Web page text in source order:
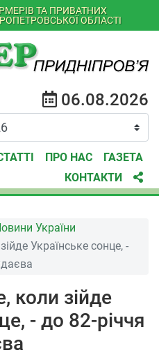
ТА ПРИВАТНИХ
ОБЛАСТІ
06.08.2026
ПРО НАС
ГАЗЕТА
КОНТАКТИ
України
Українське сонце, -
коли зійде
- до 82-річчя